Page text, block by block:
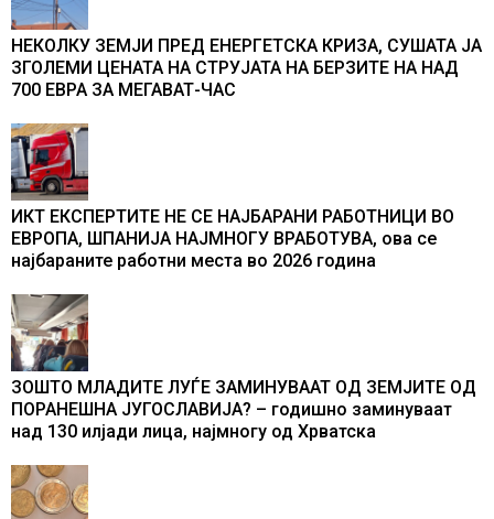
НЕКОЛКУ ЗЕМЈИ ПРЕД ЕНЕРГЕТСКА КРИЗА, СУШАТА ЈА
ЗГОЛЕМИ ЦЕНАТА НА СТРУЈАТА НА БЕРЗИТЕ НА НАД
700 ЕВРА ЗА МЕГАВАТ-ЧАС
ИКТ ЕКСПЕРТИТЕ НЕ СЕ НАЈБАРАНИ РАБОТНИЦИ ВО
ЕВРОПА, ШПАНИЈА НАЈМНОГУ ВРАБОТУВА, oва се
најбараните работни места во 2026 година
ЗОШТО МЛАДИТЕ ЛУЃЕ ЗАМИНУВААТ ОД ЗЕМЈИТЕ ОД
ПОРАНЕШНА ЈУГОСЛАВИЈА? – годишно заминуваат
над 130 илјади лица, најмногу од Хрватска